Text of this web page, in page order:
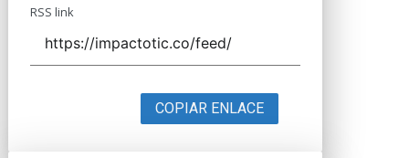
RSS link
COPIAR ENLACE